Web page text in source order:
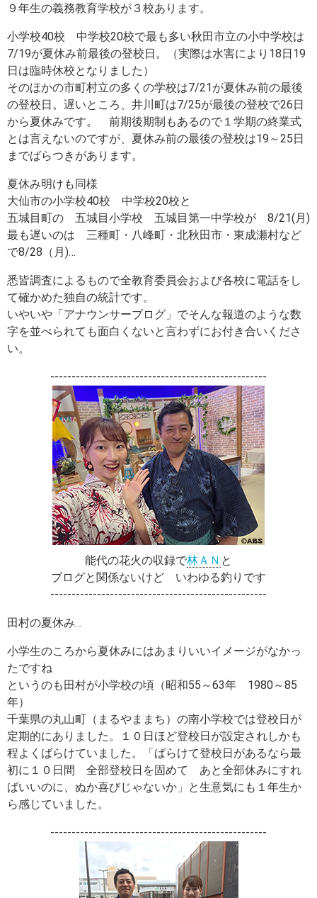
９年生の義務教育学校が３校あります。
小学校40校 中学校20校で最も多い秋田市立の小中学校は
7/19が夏休み前最後の登校日。（実際は水害により18日19
日は臨時休校となりました）
そのほかの市町村立の多くの学校は7/21が夏休み前の最後
の登校日。遅いところ、井川町は7/25が最後の登校で26日
から夏休みです。 前期後期制もあるので１学期の終業式
とは言えないのですが、夏休み前の最後の登校は19～25日
までばらつきがあります。
夏休み明けも同様
大仙市の小学校40校 中学校20校と
五城目町の 五城目小学校 五城目第一中学校が 8/21(月)
最も遅いのは 三種町・八峰町・北秋田市・東成瀬村など
で8/28（月)…
悉皆調査によるもので全教育委員会および各校に電話をし
て確かめた独自の統計です。
いやいや「アナウンサーブログ」でそんな報道のような数
字を並べられても面白くないと言わずにお付き合いくださ
い。
---------------------------------------------------
能代の花火の収録で林ＡＮ と
ブログと関係ないけど いわゆる釣りです
---------------------------------------------------
田村の夏休み…
小学生のころから夏休みにはあまりいいイメージがなかっ
たですね
というのも田村が小学校の頃（昭和55～63年 1980～85
年）
千葉県の丸山町（まるやままち）の南小学校では登校日が
定期的にありました。１０日ほど登校日が設定されしかも
程よくばらけていました。「ばらけて登校日があるなら最
初に１０日間 全部登校日を固めて あと全部休みにすれ
ばいいのに、ぬか喜びじゃないか」と生意気にも１年生か
ら感じていました。
---------------------------------------------------